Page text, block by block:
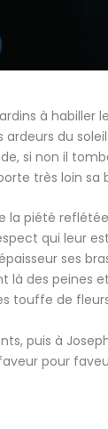
à habiller
du
si non il
très loin sa
la piété
qui leur
ses
là des peines
touffe de
puis à
pour